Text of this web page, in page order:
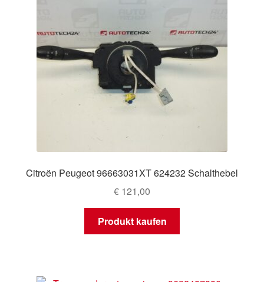
Citroën Peugeot 96663031XT 624232 Schalthebel
€ 121,00
Produkt kaufen